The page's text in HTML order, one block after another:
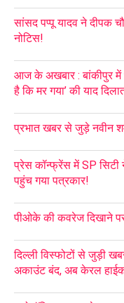
सांसद पप्पू यादव ने दीपक
नोटिस!
आज के अखबार : बांकीपुर में
है कि मर गया’ की याद
प्रभात खबर से जुड़े नवीन
प्रेस कॉन्फ्रेंस में SP सिटी ने
पहुंच गया पत्रकार!
पीओके की कवरेज दिखाने पर
दिल्ली विस्फोटों से जुड़ी
अकाउंट बंद, अब केरल